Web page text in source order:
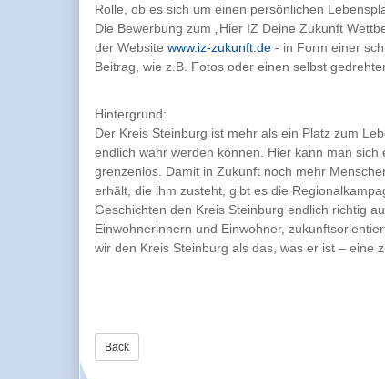
Rolle, ob es sich um einen persönlichen
Die Bewerbung zum „Hier IZ Deine Zukunft
der Website www.iz-zukunft.de - in Form einer
Beitrag, wie z.B. Fotos oder einen selbst
Hintergrund:
Der Kreis Steinburg ist mehr als ein Platz zum
endlich wahr werden können. Hier kann man
grenzenlos. Damit in Zukunft noch mehr
erhält, die ihm zusteht, gibt es die
Geschichten den Kreis Steinburg endlich richtig
Einwohnerinnern und Einwohner,
wir den Kreis Steinburg als das, was er ist – eine
Back